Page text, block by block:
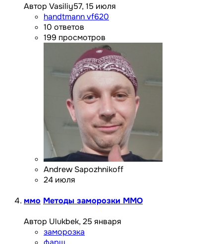
Автор Vasiliy57, 15 июля
handtmann vf620
10 ответов
199 просмотров
Andrew Sapozhnikoff
24 июля
ммо Методы заморозки ММО
Автор Ulukbek, 25 января
заморозка